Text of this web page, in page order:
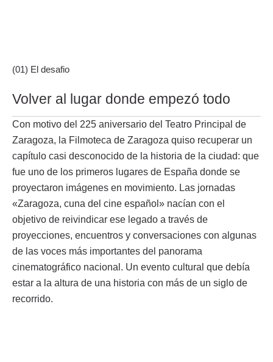
(01) El desafio
Volver al lugar donde empezó todo
Con motivo del 225 aniversario del Teatro Principal de
Zaragoza, la Filmoteca de Zaragoza quiso recuperar un
capítulo casi desconocido de la historia de la ciudad: que
fue uno de los primeros lugares de España donde se
proyectaron imágenes en movimiento. Las jornadas
«Zaragoza, cuna del cine español» nacían con el
objetivo de reivindicar ese legado a través de
proyecciones, encuentros y conversaciones con algunas
de las voces más importantes del panorama
cinematográfico nacional. Un evento cultural que debía
estar a la altura de una historia con más de un siglo de
recorrido.